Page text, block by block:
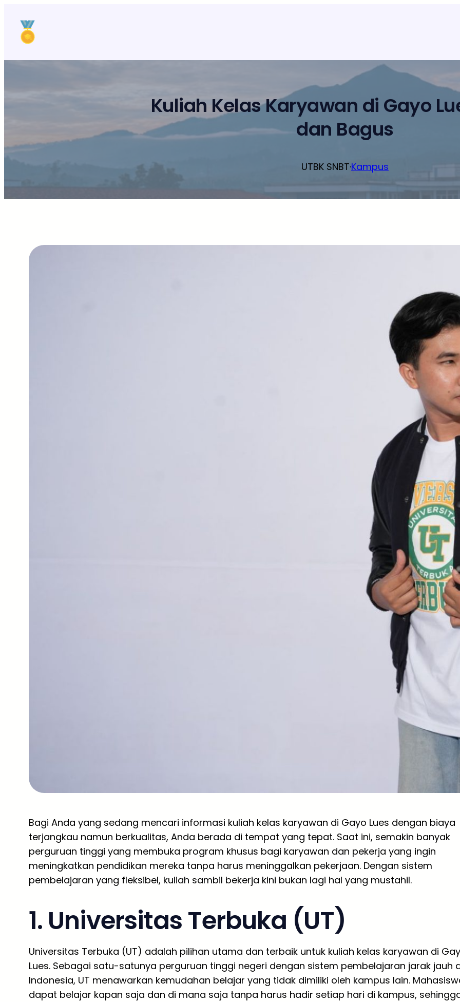
konten
Kuliah Kelas Karyawan di Gayo
dan Bagus
UTBK SNBT·Kampus
Bagi Anda yang sedang mencari informasi kuliah kelas karyawan di Gayo Lues dengan biaya
terjangkau namun berkualitas, Anda berada di tempat yang tepat. Saat ini, semakin banyak
perguruan tinggi yang membuka program khusus bagi karyawan dan pekerja yang ingin
meningkatkan pendidikan mereka tanpa harus meninggalkan pekerjaan. Dengan sistem
pembelajaran yang fleksibel, kuliah sambil bekerja kini bukan lagi hal yang mustahil.
1. Universitas Terbuka (UT)
Universitas Terbuka (UT) adalah pilihan utama dan terbaik untuk kuliah kelas karyawan di
Lues. Sebagai satu-satunya perguruan tinggi negeri dengan sistem pembelajaran jarak jauh
Indonesia, UT menawarkan kemudahan belajar yang tidak dimiliki oleh kampus lain.
dapat belajar kapan saja dan di mana saja tanpa harus hadir setiap hari di kampus,